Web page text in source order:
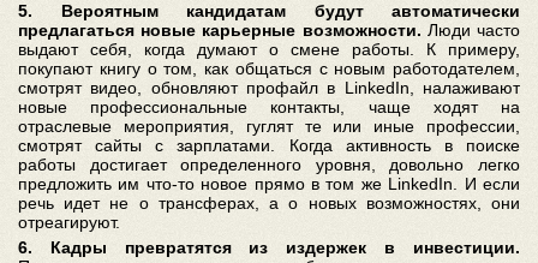
5. Вероятным кандидатам будут автоматически
предлагаться новые карьерные возможности. Люди часто
выдают себя, когда думают о смене работы. К примеру,
покупают книгу о том, как общаться с новым работодателем,
смотрят видео, обновляют профайл в LinkedIn, налаживают
новые профессиональные контакты, чаще ходят на
отраслевые мероприятия, гуглят те или иные профессии,
смотрят сайты с зарплатами. Когда активность в поиске
работы достигает определенного уровня, довольно легко
предложить им что-то новое прямо в том же LinkedIn. И если
речь идет не о трансферах, а о новых возможностях, они
отреагируют.
6. Кадры превратятся из издержек в инвестиции.